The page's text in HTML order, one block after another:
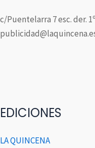
c/Puentelarra 7 esc. der.
EDICIONES
LA QUINCENA